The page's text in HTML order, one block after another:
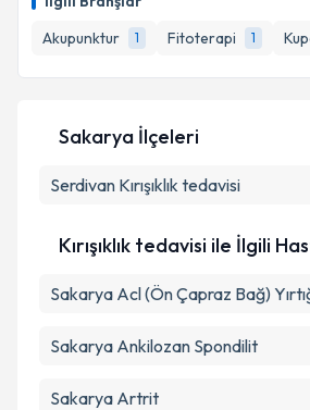
Akupunktur
1 Fitoterapi 1
takvim hazırlandığında e-posta
E-posta Adresiniz
Metni'ni okudum ve kişisel
Sakarya İlçeleri
Serdivan Kırışıklık tedavisi
Kırışıklık tedavisi ile İlgili
Sakarya Acl (Ön Çapraz Bağ)
Sakarya Ankilozan Spondilit
Sakarya Artrit